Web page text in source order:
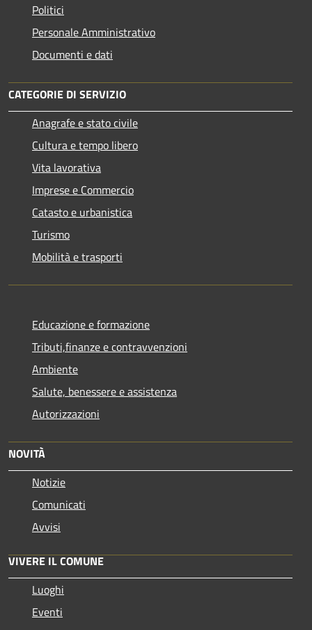
Politici
Personale Amministrativo
Documenti e dati
CATEGORIE DI SERVIZIO
Anagrafe e stato civile
Cultura e tempo libero
Vita lavorativa
Imprese e Commercio
Catasto e urbanistica
Turismo
Mobilità e trasporti
Educazione e formazione
Tributi,finanze e contravvenzioni
Ambiente
Salute, benessere e assistenza
Autorizzazioni
NOVITÀ
Notizie
Comunicati
Avvisi
VIVERE IL COMUNE
Luoghi
Eventi